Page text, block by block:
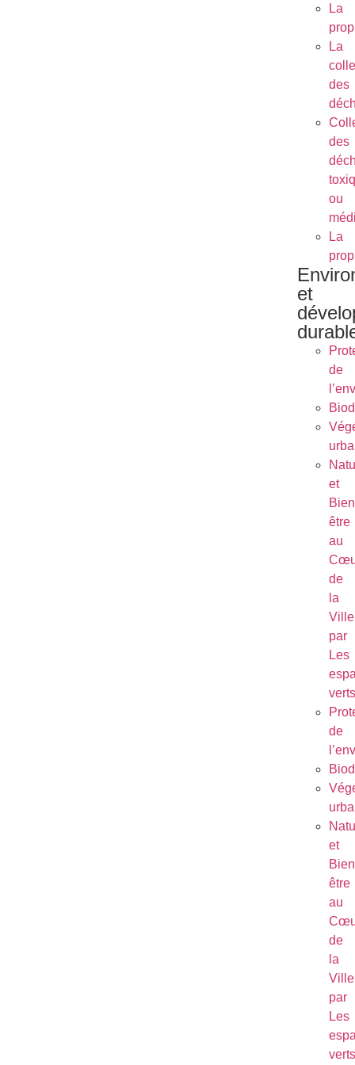
La
La
des
des
ou
La
et
de
et
être
au
de
la
Ville
par
Les
verts
de
et
être
au
de
la
Ville
par
Les
verts